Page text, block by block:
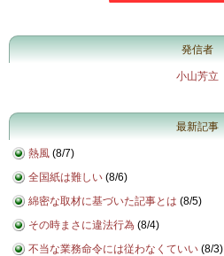
発信者
小山芳立
最新記事
熱風 (8/7)
全国紙は難しい (8/6)
綿密な取材に基づいた記事とは (8/5)
その時まさに違法行為 (8/4)
不当な業務命令には従わなくていい (8/3)